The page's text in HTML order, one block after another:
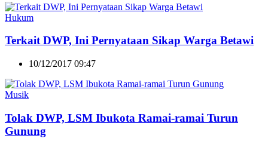
Hukum
Terkait DWP, Ini Pernyataan Sikap Warga Betawi
10/12/2017 09:47
Musik
Tolak DWP, LSM Ibukota Ramai-ramai Turun
Gunung